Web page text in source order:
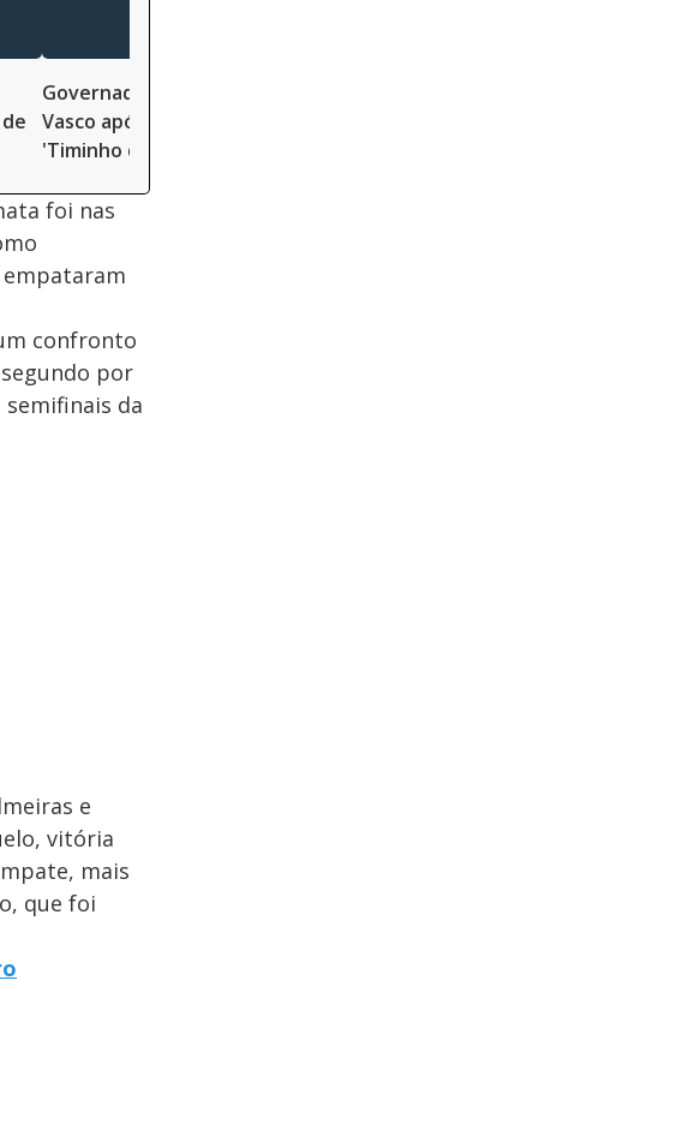
Governador do DF provoca
Vasco após clássico:
'Timinho de segunda'
foi nas
confronto
por
da
e
vitória
mais
que foi